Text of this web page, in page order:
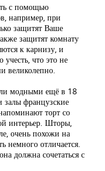
с помощью
например, при
защитят Ваше
защитят комнату
к карнизу, и
что это не
великолепно.
модными ещё в 18
французские
торт со
интерьер. Шторы,
очень похожи на
немного отличается.
должна сочетаться с